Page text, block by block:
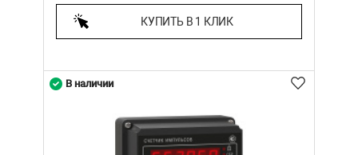
КУПИТЬ В 1 КЛИК
В наличии